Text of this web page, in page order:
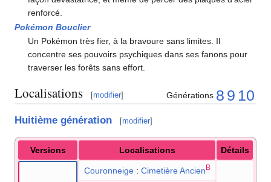
renforcé.
Pokémon Bouclier
Un Pokémon très fier, à la bravoure sans limites. Il
concentre ses pouvoirs psychiques dans ses fanons pour
traverser les forêts sans effort.
Localisations [modifier] Générations 8 9 10
Huitième génération [modifier]
Versions Localisations Détails
Couronneige : Cimetière AncienB